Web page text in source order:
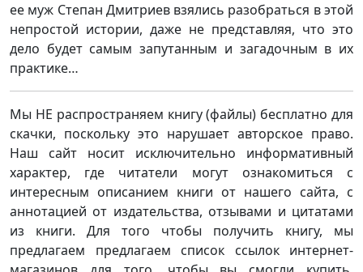
ее муж Степан Дмитриев взялись разобраться в этой
непростой истории, даже не представляя, что это
дело будет самым запутанным и загадочным в их
практике…
Мы НЕ распространяем книгу (файлы) бесплатно для
скачки, поскольку это нарушает авторское право.
Наш сайт носит исключительно информативный
характер, где читатели могут ознакомиться с
интересным описанием книги от нашего сайта, с
аннотацией от издательства, отзывами и цитатами
из книги. Для того чтобы получить книгу, мы
предлагаем предлагаем список ссылок интернет-